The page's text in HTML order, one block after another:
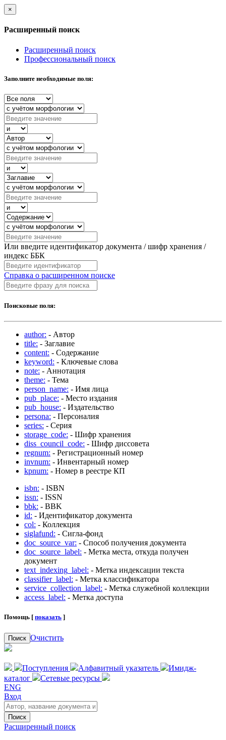
×
Расширенный поиск
Расширенный поиск
Профессиональный поиск
Заполните необходимые поля:
Или введите идентификатор документа / шифр хранения /
индекс ББК
Справка о расширенном поиске
Поисковые поля:
author: - Автор
title: - Заглавие
content: - Содержание
keyword: - Ключевые слова
note: - Аннотация
theme: - Тема
person_name: - Имя лица
pub_place: - Место издания
pub_house: - Издательство
persona: - Персоналия
series: - Серия
storage_code: - Шифр хранения
diss_council_code: - Шифр диссовета
regnum: - Регистрационный номер
invnum: - Инвентарный номер
kpnum: - Номер в реестре КП
isbn: - ISBN
issn: - ISSN
bbk: - BBK
id: - Идентификатор документа
col: - Коллекция
siglafund: - Сигла-фонд
doc_source_var: - Способ получения документа
doc_source_label: - Метка места, откуда получен
документ
text_indexing_label: - Метка индексации текста
classifier_label: - Метка классификатора
service_collection_label: - Метка служебной коллекции
access_label: - Метка доступа
Помощь [ показать ]
Поиск Очистить
Поступления Алфавитный указатель
Имидж-
каталог
Сетевые ресурсы
ENG
Вход
Поиск
Расширенный поиск